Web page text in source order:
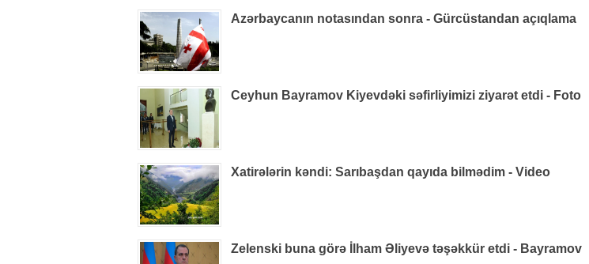
Azərbaycanın notasından sonra - Gürcüstandan açıqlama
Ceyhun Bayramov Kiyevdəki səfirliyimizi ziyarət etdi - Foto
Xatirələrin kəndi: Sarıbaşdan qayıda bilmədim - Video
Zelenski buna görə İlham Əliyevə təşəkkür etdi - Bayramov